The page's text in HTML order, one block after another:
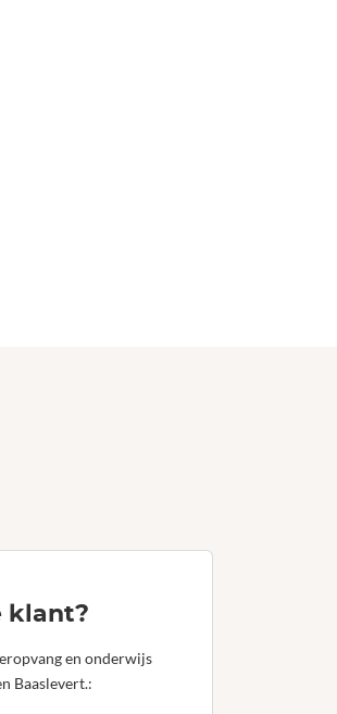
klant?
en onderwijs
Baaslevert.: